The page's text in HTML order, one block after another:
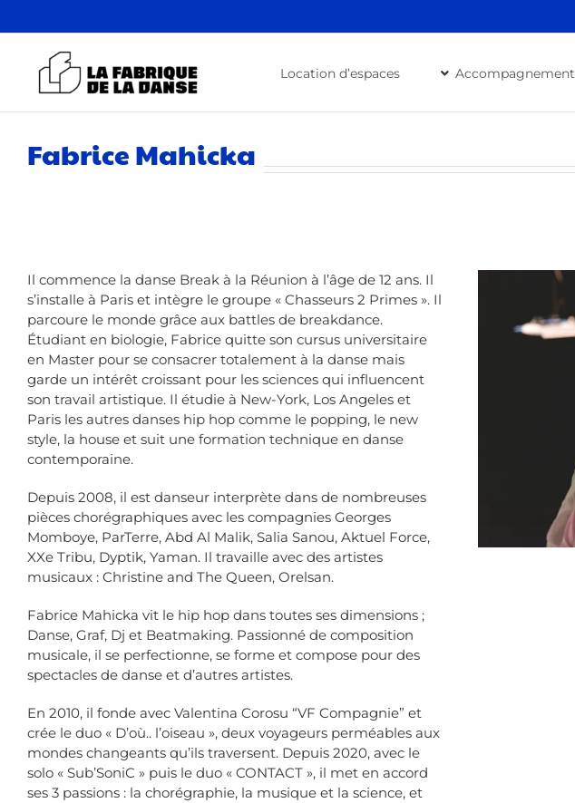
au
Location d’espaces Accompagnement
Fabrice Mahicka
Il commence la danse Break à la Réunion à l’âge de 12 ans. Il
s’installe à Paris et intègre le groupe « Chasseurs 2 Primes ». Il
parcoure le monde grâce aux battles de breakdance.
Étudiant en biologie, Fabrice quitte son cursus universitaire
en Master pour se consacrer totalement à la danse mais
garde un intérêt croissant pour les sciences qui influencent
son travail artistique. Il étudie à New-York, Los Angeles et
Paris les autres danses hip hop comme le popping, le new
style, la house et suit une formation technique en danse
contemporaine.
Depuis 2008, il est danseur interprète dans de nombreuses
pièces chorégraphiques avec les compagnies Georges
Momboye, ParTerre, Abd Al Malik, Salia Sanou, Aktuel Force,
XXe Tribu, Dyptik, Yaman. Il travaille avec des artistes
musicaux : Christine and The Queen, Orelsan.
Fabrice Mahicka vit le hip hop dans toutes ses dimensions ;
Danse, Graf, Dj et Beatmaking. Passionné de composition
musicale, il se perfectionne, se forme et compose pour des
spectacles de danse et d’autres artistes.
En 2010, il fonde avec Valentina Corosu “VF Compagnie” et
crée le duo « D’où.. l’oiseau », deux voyageurs perméables aux
mondes changeants qu’ils traversent. Depuis 2020, avec le
solo « Sub’SoniC » puis le duo « CONTACT », il met en accord
ses 3 passions : la chorégraphie, la musique et la science, et